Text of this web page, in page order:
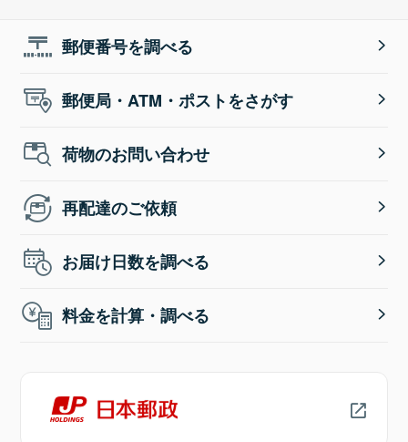
郵便番号を調べる
郵便局・ATM・ポストをさがす
荷物のお問い合わせ
再配達のご依頼
お届け日数を調べる
料金を計算・調べる